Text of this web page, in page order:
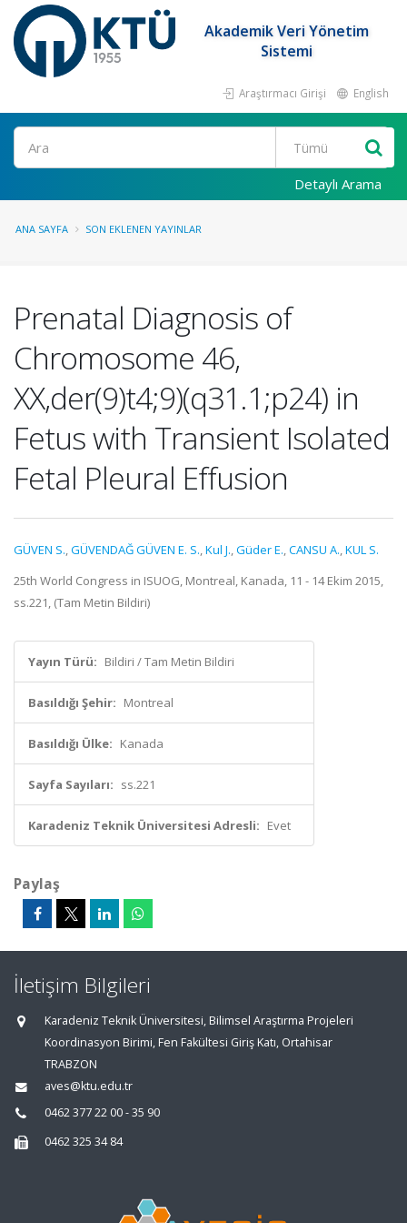
Akademik Veri Yönetim
Sistemi
Araştırmacı Girişi English
Ara
Detaylı Arama
ANA SAYFA SON EKLENEN YAYINLAR
Prenatal Diagnosis of
Chromosome 46,
XX,der(9)t4;9)(q31.1;p24) in
Fetus with Transient Isolated
Fetal Pleural Effusion
GÜVEN S.,GÜVENDAĞ GÜVEN E. S.,Kul J.,Güder E.,CANSU A.,KUL S.
25th World Congress in ISUOG, Montreal, Kanada, 11 - 14 Ekim 2015,
ss.221, (Tam Metin Bildiri)
Yayın Türü: Bildiri / Tam Metin Bildiri
Basıldığı Şehir: Montreal
Basıldığı Ülke: Kanada
Sayfa Sayıları: ss.221
Karadeniz Teknik Üniversitesi Adresli: Evet
Paylaş
İletişim Bilgileri
Karadeniz Teknik Üniversitesi, Bilimsel Araştırma Projeleri
Koordinasyon Birimi, Fen Fakültesi Giriş Katı, Ortahisar
TRABZON
aves@ktu.edu.tr
0462 377 22 00 - 35 90
0462 325 34 84